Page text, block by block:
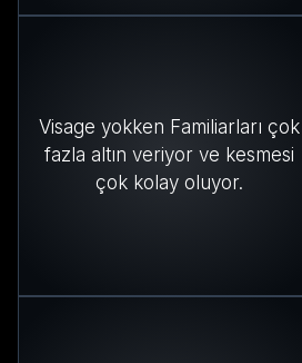
Visage yokken Familiarları çok
fazla altın veriyor ve kesmesi
çok kolay oluyor.